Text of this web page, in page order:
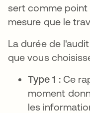
sert comme
mesure que le
La durée de
que vous
Type 1 : Ce
moment
les